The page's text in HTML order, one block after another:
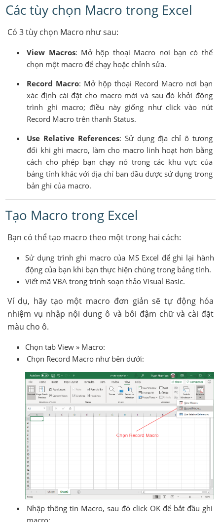
Các tùy chọn Macro trong Excel
Có 3 tùy chọn Macro như sau:
View Macros: Mở hộp thoại Macro nơi bạn có thể
chọn một macro để chạy hoặc chỉnh sửa.
Record Macro: Mở hộp thoại Record Macro nơi bạn
xác định cài đặt cho macro mới và sau đó khởi động
trình ghi macro; điều này giống như click vào nút
Record Macro trên thanh Status.
Use Relative References: Sử dụng địa chỉ ô tương
đối khi ghi macro, làm cho macro linh hoạt hơn bằng
cách cho phép bạn chạy nó trong các khu vực của
bảng tính khác với địa chỉ ban đầu được sử dụng trong
bản ghi của macro.
Tạo Macro trong Excel
Bạn có thể tạo macro theo một trong hai cách:
Sử dụng trình ghi macro của MS Excel để ghi lại hành
động của bạn khi bạn thực hiện chúng trong bảng tính.
Viết mã VBA trong trình soạn thảo Visual Basic.
Ví dụ, hãy tạo một macro đơn giản sẽ tự động hóa
nhiệm vụ nhập nội dung ô và bôi đậm chữ và cài đặt
màu cho ô.
Chọn tab View » Macro:
Chọn Record Macro như bên dưới:
Nhập thông tin Macro, sau đó click OK để bắt đầu ghi
macro: